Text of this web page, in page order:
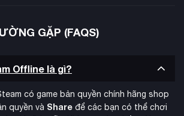
bổ sung nhiều đoạn cutscene mới.
đưa người chơi vào vai giám đốc điều
GẶP (FAQS)
Offline là gì?
có game bản quyền chính hãng shop
quyền và Share để các bạn có thể chơi